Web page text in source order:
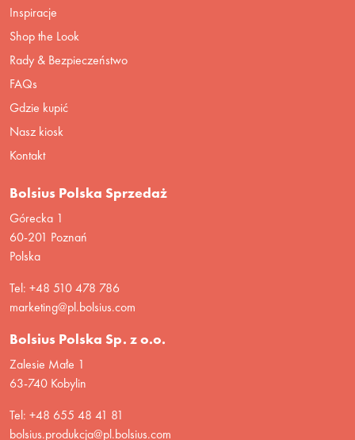
Inspiracje
Shop the Look
Rady & Bezpieczeństwo
FAQs
Gdzie kupić
Nasz kiosk
Kontakt
Bolsius Polska Sprzedaż
Górecka 1
60-201 Poznań
Polska
Tel: +48 510 478 786
marketing@pl.bolsius.com
Bolsius Polska Sp. z o.o.
Zalesie Małe 1
63-740 Kobylin
Tel: +48 655 48 41 81
bolsius.produkcja@pl.bolsius.com